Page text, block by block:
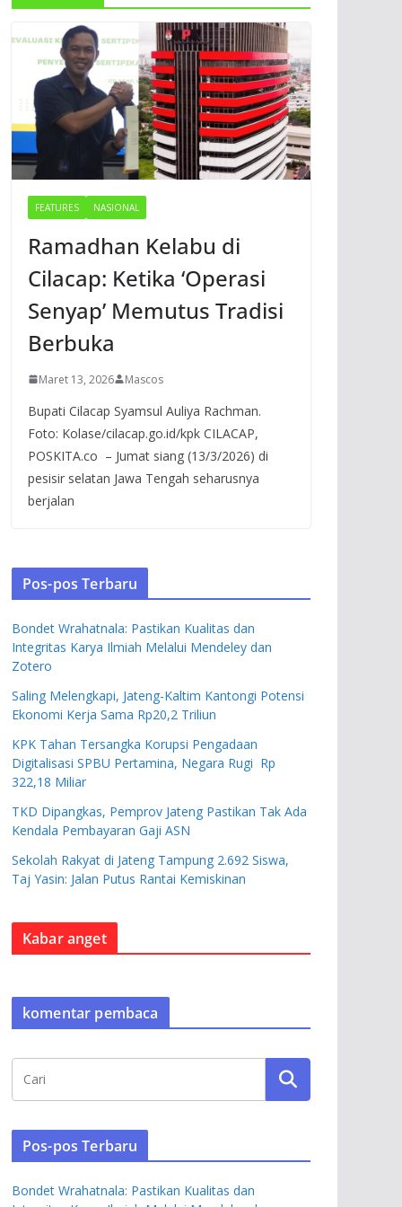
FEATURES NASIONAL
Ramadhan Kelabu di
Cilacap: Ketika ‘Operasi
Senyap’ Memutus Tradisi
Berbuka
Maret 13, 2026 Mascos
Bupati Cilacap Syamsul Auliya Rachman.
Foto: Kolase/cilacap.go.id/kpk CILACAP,
POSKITA.co – Jumat siang (13/3/2026) di
pesisir selatan Jawa Tengah seharusnya
berjalan
Pos-pos Terbaru
Bondet Wrahatnala: Pastikan Kualitas dan
Integritas Karya Ilmiah Melalui Mendeley dan
Zotero
Saling Melengkapi, Jateng-Kaltim Kantongi Potensi
Ekonomi Kerja Sama Rp20,2 Triliun
KPK Tahan Tersangka Korupsi Pengadaan
Digitalisasi SPBU Pertamina, Negara Rugi Rp
322,18 Miliar
TKD Dipangkas, Pemprov Jateng Pastikan Tak Ada
Kendala Pembayaran Gaji ASN
Sekolah Rakyat di Jateng Tampung 2.692 Siswa,
Taj Yasin: Jalan Putus Rantai Kemiskinan
Kabar anget
komentar pembaca
Pos-pos Terbaru
Bondet Wrahatnala: Pastikan Kualitas dan